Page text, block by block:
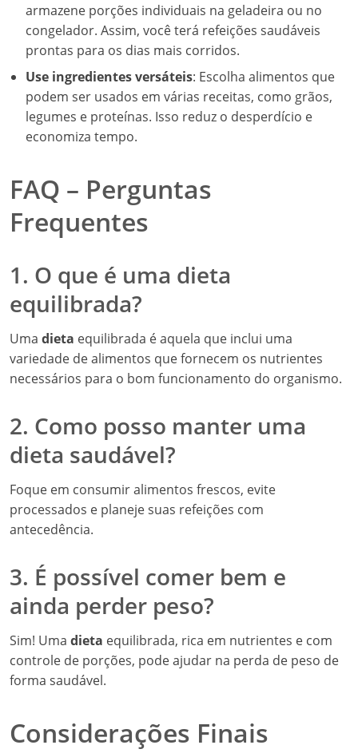
armazene porções individuais na geladeira ou no
congelador. Assim, você terá refeições saudáveis
prontas para os dias mais corridos.
Use ingredientes versáteis: Escolha alimentos que
podem ser usados em várias receitas, como grãos,
legumes e proteínas. Isso reduz o desperdício e
economiza tempo.
FAQ – Perguntas
Frequentes
1. O que é uma dieta
equilibrada?
Uma dieta equilibrada é aquela que inclui uma
variedade de alimentos que fornecem os nutrientes
necessários para o bom funcionamento do organismo.
2. Como posso manter uma
dieta saudável?
Foque em consumir alimentos frescos, evite
processados e planeje suas refeições com
antecedência.
3. É possível comer bem e
ainda perder peso?
Sim! Uma dieta equilibrada, rica em nutrientes e com
controle de porções, pode ajudar na perda de peso de
forma saudável.
Considerações Finais